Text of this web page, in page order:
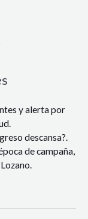
y alerta por
descansa?.
de campaña,